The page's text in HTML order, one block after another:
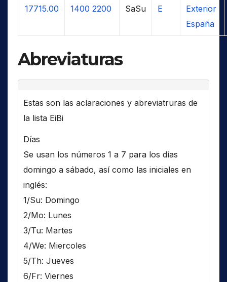
17715.00 1400 2200 SaSu E
Exterior
España
Abreviaturas
Estas son las aclaraciones y abreviatruras de
la lista EiBi
Días
Se usan los números 1 a 7 para los días
domingo a sábado, así como las iniciales en
inglés:
1/Su: Domingo
2/Mo: Lunes
3/Tu: Martes
4/We: Miercoles
5/Th: Jueves
6/Fr: Viernes